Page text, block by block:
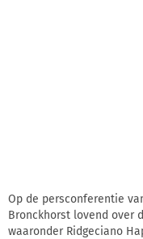
Op de persconferentie
Bronckhorst lovend over
waaronder Ridgeciano